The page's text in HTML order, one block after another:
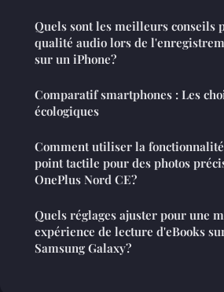
Quels sont les meilleurs conseils
qualité audio lors de
sur un iPhone?
Comparatif smartphones : Les
écologiques
Comment utiliser la
point tactile pour des photos
OnePlus Nord CE?
Quels réglages ajuster pour une
expérience de lecture d'eBooks
Samsung Galaxy?